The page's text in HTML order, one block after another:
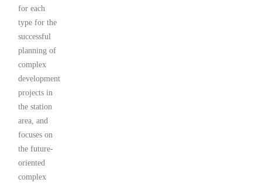
for each
type for the
successful
planning of
complex
development
projects in
the station
area, and
focuses on
the future-
oriented
complex